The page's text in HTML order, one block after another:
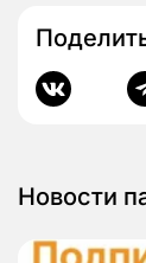
Новости